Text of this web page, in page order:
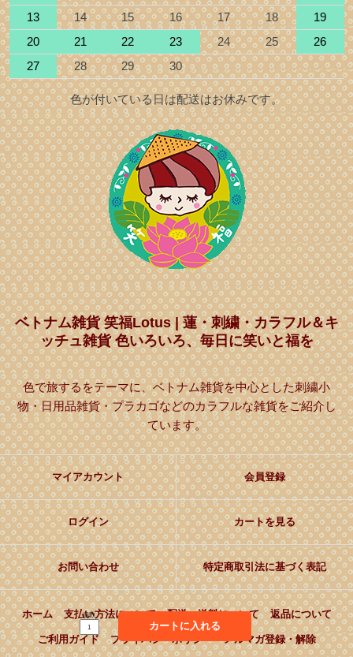
個数
カートに入れる
13
14 15 16 17 18
19
20
21 22 23 24 25
26
27
28 29 30
色が付いている日は配送はお休みです。
ベトナム雑貨 笑福Lotus | 蓮・刺繍・カラフル＆キ
ッチュ雑貨 色いろいろ、毎日に笑いと福を
色で旅するをテーマに、ベトナム雑貨を中心とした刺繍小
物・日用品雑貨・プラカゴなどのカラフルな雑貨をご紹介し
ています。
マイアカウント 会員登録
ログイン カートを見る
お問い合わせ 特定商取引法に基づく表記
ホーム 支払い方法について 配送・送料について 返品について
ご利用ガイド プライバシーポリシー メルマガ登録・解除